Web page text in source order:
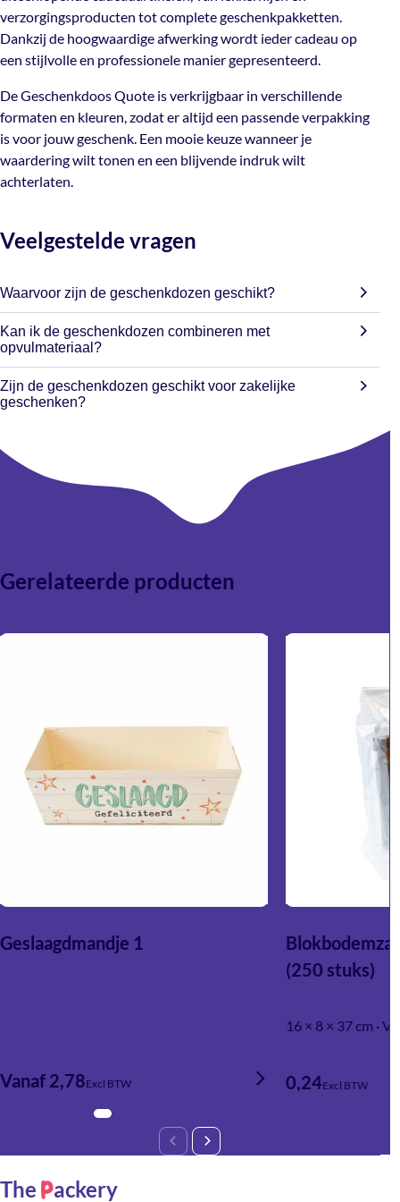
De Geschenkdoos Quote is verkrijgbaar in verschillende
formaten en kleuren, zodat er altijd een passende
verpakking is voor jouw geschenk. Een mooie keuze
indruk wilt achterlaten.
verzorgingsproducten tot complete geschenkpakketten.
Dankzij de hoogwaardige afwerking wordt ieder cadeau op
een stijlvolle en professionele manier gepresenteerd.
De Geschenkdoos Quote is verkrijgbaar in verschillende
formaten en kleuren, zodat er altijd een passende verpakking
is voor jouw geschenk. Een mooie keuze wanneer je
waardering wilt tonen en een blijvende indruk wilt
achterlaten.
Veelgestelde vragen
Waarvoor zijn de geschenkdozen geschikt?
De geschenkdozen zijn geschikt voor onder andere
relatiegeschenken, cadeaupakketten, kerstpakketten,
verzorgingsproducten, streekproducten en andere cadeaus.
Kan ik de geschenkdozen combineren met
opvulmateriaal?
Ja, de geschenkdozen zijn perfect te combineren met
houtwol, sizzlepak, vloeipapier en andere opvulmaterialen
Zijn de geschenkdozen geschikt voor zakelijke
geschenken?
zeer geschikt voor relatiegeschenken,
medewerkerspakketten en promotionele acties.
Gerelateerde producten
Geslaagdmandje 1
Vanaf 2,78Excl BTW
(250 stuks)
16 × 8 × 37 cm ·
0,24Excl BTW
The Packery